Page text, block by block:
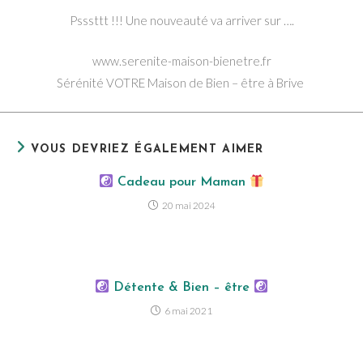
Psssttt !!! Une nouveauté va arriver sur ….
www.serenite-maison-bienetre.fr
Sérénité VOTRE Maison de Bien – être à Brive
VOUS DEVRIEZ ÉGALEMENT AIMER
Cadeau pour Maman
20 mai 2024
Détente & Bien – être
6 mai 2021